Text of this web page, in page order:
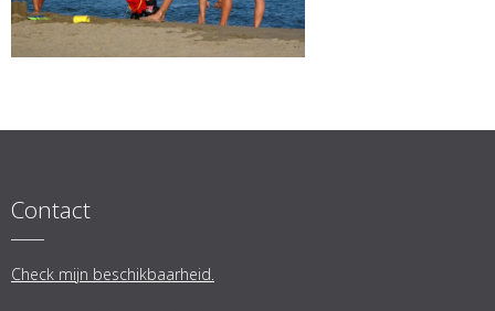
Contact
Check mijn beschikbaarheid.